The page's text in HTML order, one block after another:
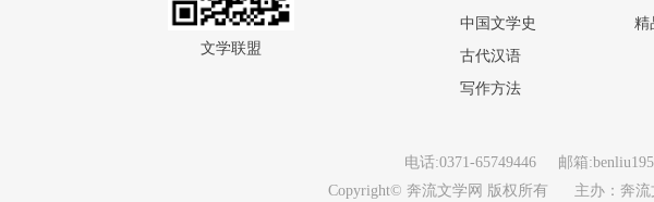
文学联盟
中国文学史
古代汉语
写作方法
精
电话:0371-65749446 邮箱
Copyright© 奔流文学网 版权所有 主办：奔